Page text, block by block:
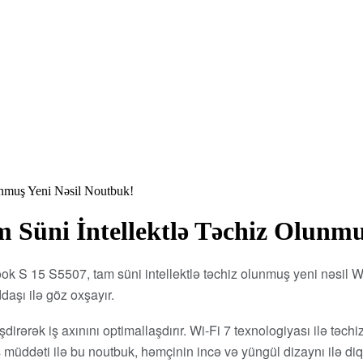
Yeni Nəsil Noutbuk!
Süni İntellektlə Təchiz
S 15 S5507, tam süni intellektlə təchiz olunmuş yeni nəsil
ilə göz oxşayır.
iş axınını optimallaşdırır. Wi-Fi 7 texnologiyası ilə
müddəti ilə bu noutbuk, həmçinin incə və yüngül dizaynı ilə